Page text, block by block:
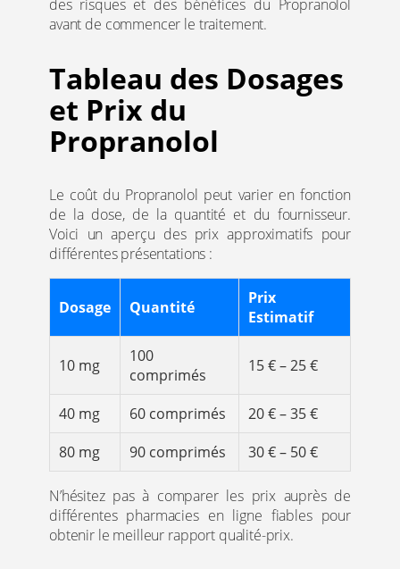
des risques et des bénéfices du Propranolol
avant de commencer le traitement.
Tableau des Dosages
et Prix du
Propranolol
Le coût du Propranolol peut varier en fonction
de la dose, de la quantité et du fournisseur.
Voici un aperçu des prix approximatifs pour
différentes présentations :
Dosage Quantité
Prix
Estimatif
10 mg
100
comprimés
15 € – 25 €
40 mg 60 comprimés
20 € – 35 €
80 mg
90 comprimés 30 € – 50 €
N’hésitez pas à comparer les prix auprès de
différentes pharmacies en ligne fiables pour
obtenir le meilleur rapport qualité-prix.